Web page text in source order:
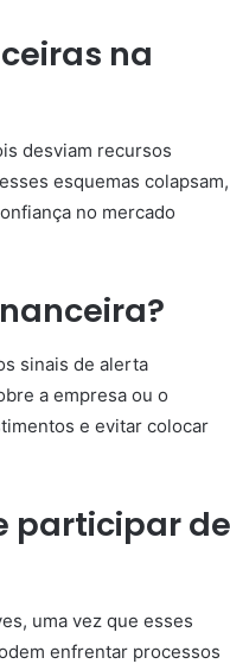
na
desviam recursos
esquemas colapsam,
no mercado
sinais de alerta
a empresa ou o
e evitar colocar
participar de
uma vez que esses
enfrentar processos